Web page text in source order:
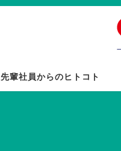
先輩社員からのヒトコト